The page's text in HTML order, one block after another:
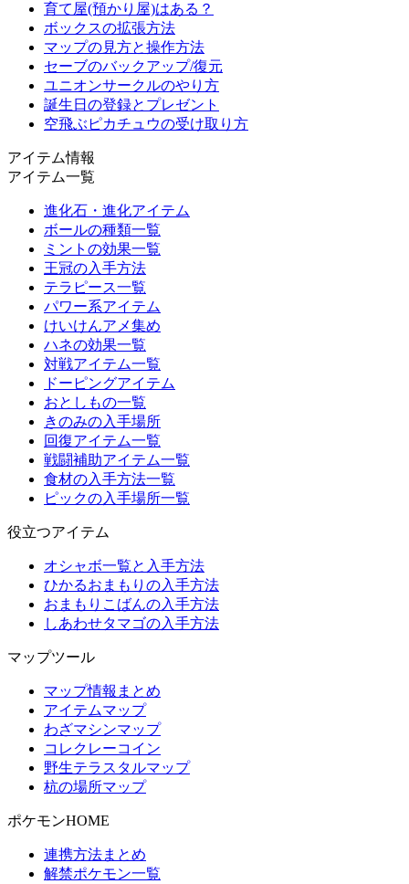
育て屋(預かり屋)はある？
ボックスの拡張方法
マップの見方と操作方法
セーブのバックアップ/復元
ユニオンサークルのやり方
誕生日の登録とプレゼント
空飛ぶピカチュウの受け取り方
アイテム情報
アイテム一覧
進化石・進化アイテム
ボールの種類一覧
ミントの効果一覧
王冠の入手方法
テラピース一覧
パワー系アイテム
けいけんアメ集め
ハネの効果一覧
対戦アイテム一覧
ドーピングアイテム
おとしもの一覧
きのみの入手場所
回復アイテム一覧
戦闘補助アイテム一覧
食材の入手方法一覧
ピックの入手場所一覧
役立つアイテム
オシャボ一覧と入手方法
ひかるおまもりの入手方法
おまもりこばんの入手方法
しあわせタマゴの入手方法
マップツール
マップ情報まとめ
アイテムマップ
わざマシンマップ
コレクレーコイン
野生テラスタルマップ
杭の場所マップ
ポケモンHOME
連携方法まとめ
解禁ポケモン一覧